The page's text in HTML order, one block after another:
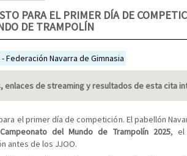
PARA EL PRIMER DÍA DE
DE TRAMPOLÍN
- Federación Navarra de Gimnasia
enlaces de streaming y resultados de esta cita
el primer día de competición. El pabellón
Campeonato del Mundo de Trampolín 2025, el
antes de los JJOO.